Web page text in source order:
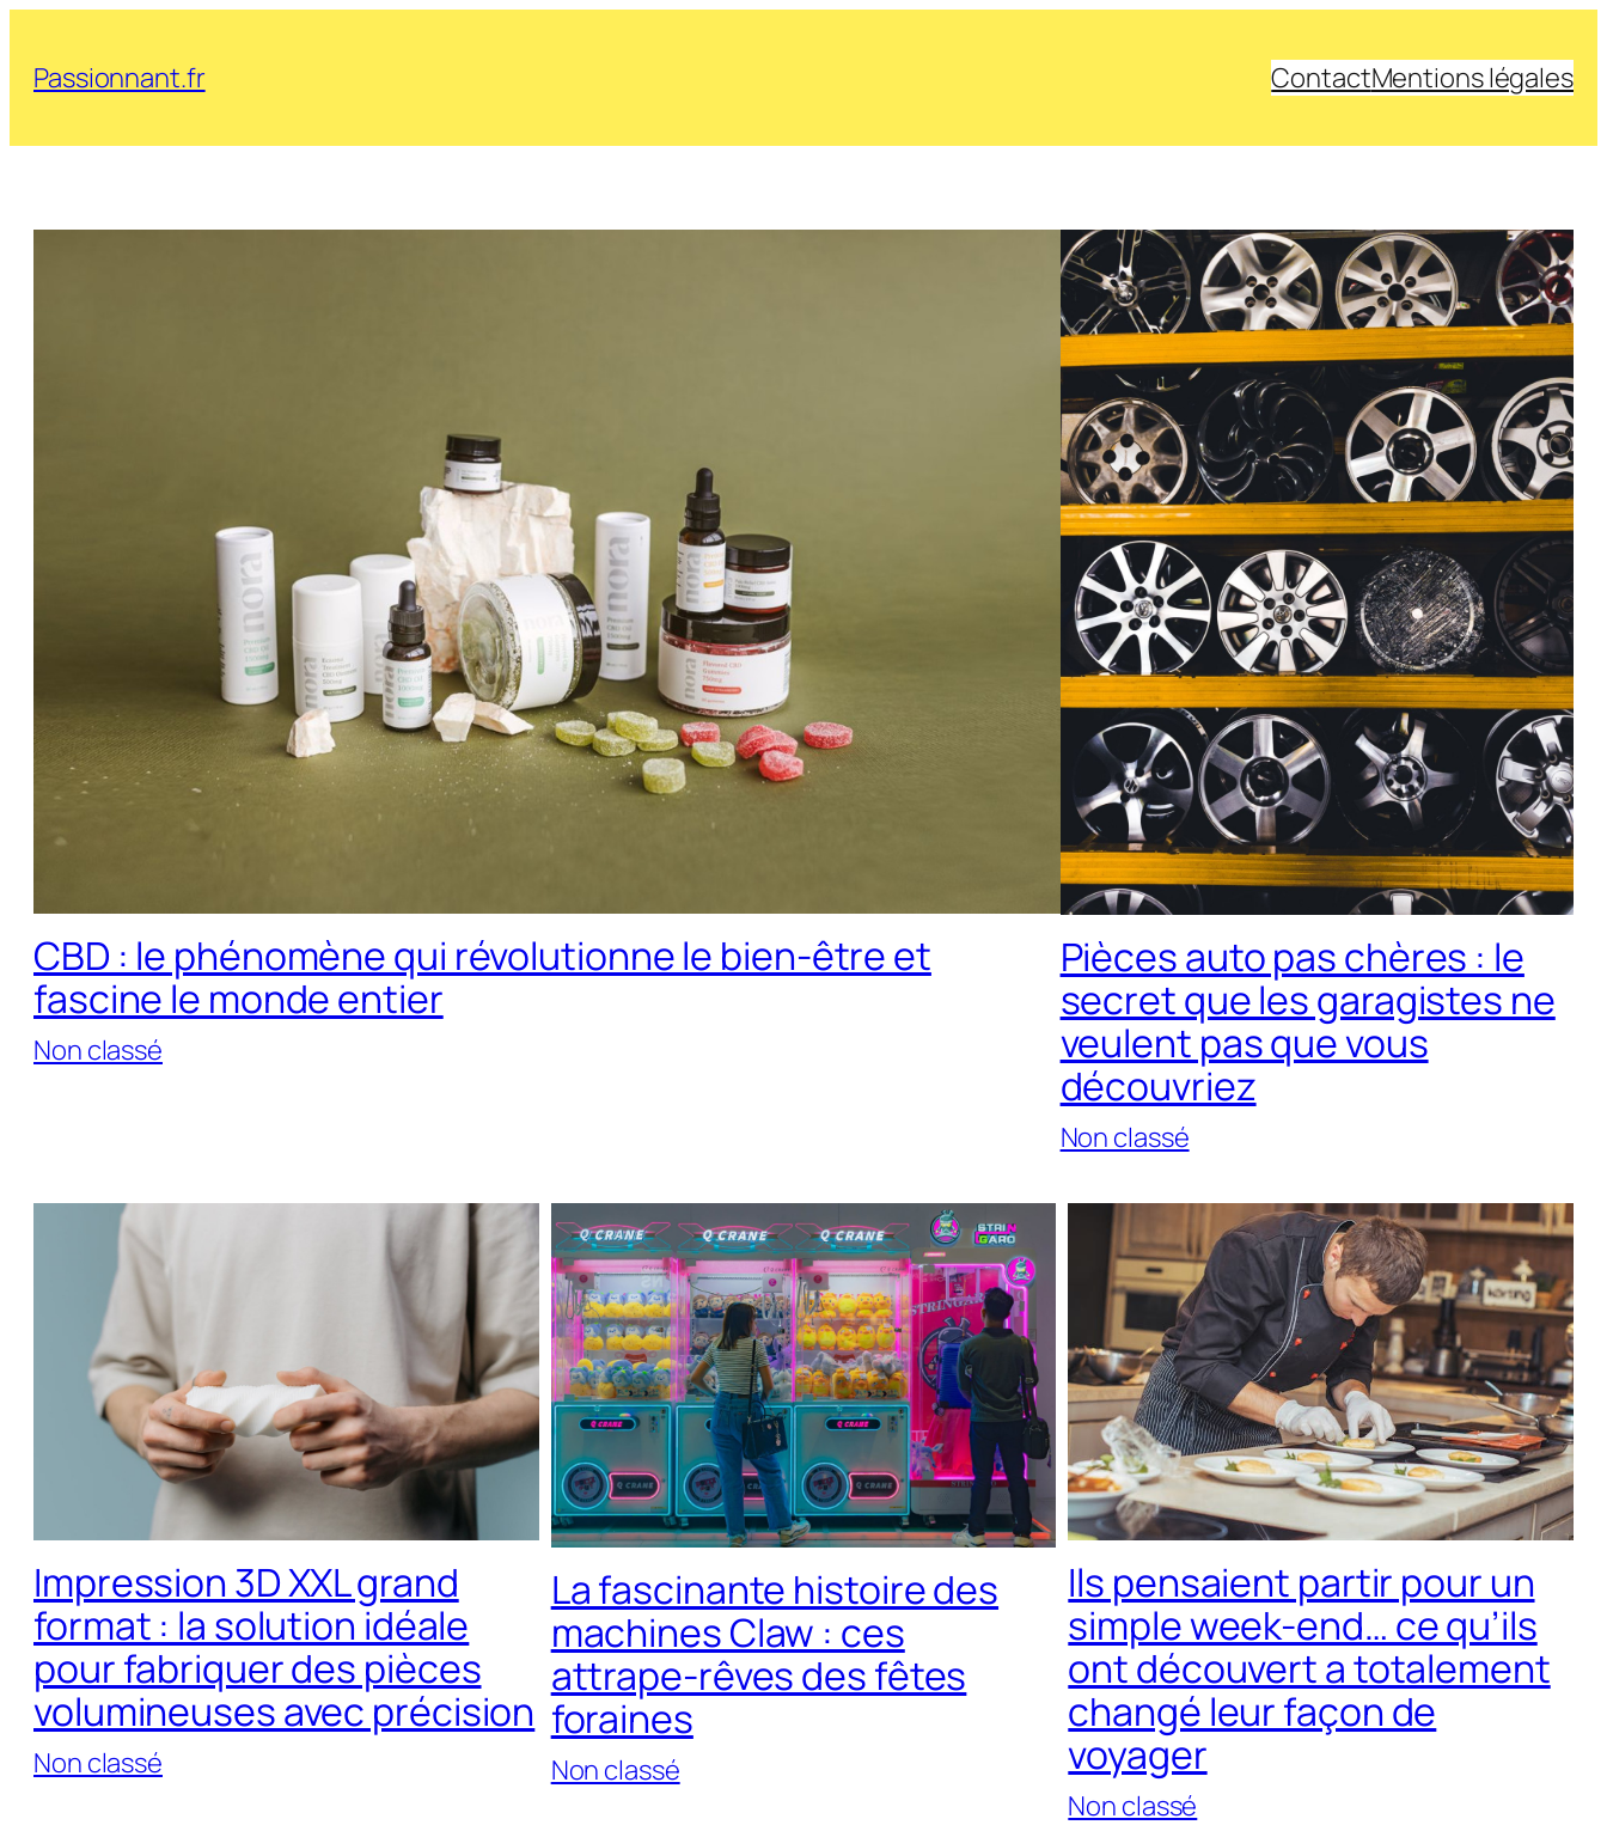
au
contenu
Passionnant.fr ContactMentions légales
CBD : le phénomène qui révolutionne le bien-être et
fascine le monde entier
Non classé
Pièces auto pas chères : le
secret que les garagistes ne
veulent pas que vous
découvriez
Non classé
Impression 3D XXL grand
format : la solution idéale
pour fabriquer des pièces
volumineuses avec précision
Non classé
La fascinante histoire des
machines Claw : ces
attrape-rêves des fêtes
foraines
Non classé
Ils pensaient partir pour un
simple week-end… ce qu’ils
ont découvert a totalement
changé leur façon de
voyager
Non classé